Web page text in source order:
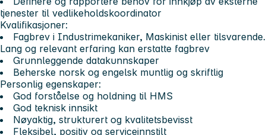
tjenester til vedlikeholdskoordinator
Kvalifikasjoner:
Fagbrev i Industrimekaniker, Maskinist eller tilsvarende.
Lang og relevant erfaring kan erstatte fagbrev
Grunnleggende datakunnskaper
Beherske norsk og engelsk muntlig og skriftlig
Personlig egenskaper:
God forståelse og holdning til HMS
God teknisk innsikt
Nøyaktig, strukturert og kvalitetsbevisst
Fleksibel, positiv og serviceinnstilt